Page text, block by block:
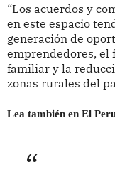
“Los acuerdos y
en este espacio
generación de
emprendedores,
familiar y la
zonas rurales del
Lea también en El